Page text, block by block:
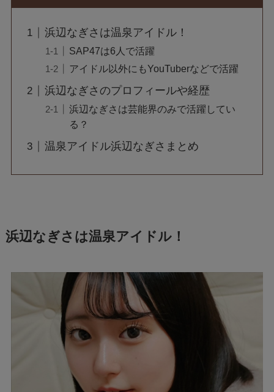
浜辺なぎさは温泉アイドル！
SAP47は6人で活躍
アイドル以外にもYouTuberなどで活躍
浜辺なぎさのプロフィールや経歴
浜辺なぎさは芸能界のみで活躍してい
る？
温泉アイドル浜辺なぎさまとめ
浜辺なぎさは温泉アイドル！